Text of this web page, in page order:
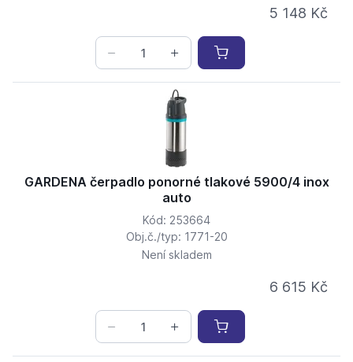
5 148 Kč
GARDENA čerpadlo ponorné tlakové 5900/4 inox
auto
Kód: 253664
Obj.č./typ: 1771-20
Není skladem
6 615 Kč